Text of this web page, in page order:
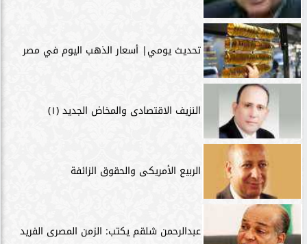
تحديث يومي| أسعار الذهب اليوم في مصر
النزيف الاقتصادى والمخاض الجديد (١)
الربيع الأمريكى والحقوق الزائفة
عبدالرحمن شلقم يكتب: الزمن المصرى الفريد